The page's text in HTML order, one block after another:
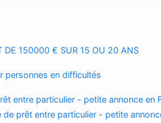
DE 150000 € SUR 15 OU 20 ANS
personnes en difficultés
entre particulier - petite annonce
prêt entre particulier - petite